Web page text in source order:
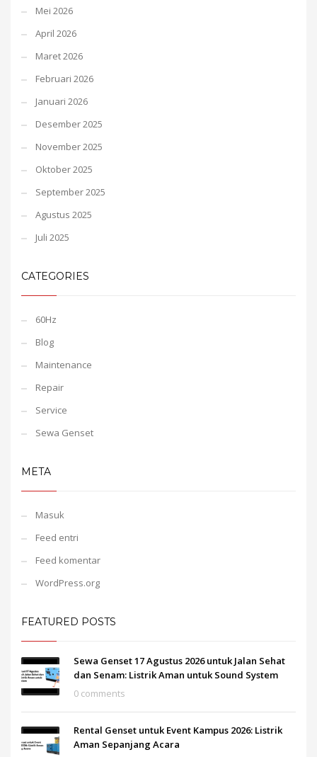
Mei 2026
April 2026
Maret 2026
Februari 2026
Januari 2026
Desember 2025
November 2025
Oktober 2025
September 2025
Agustus 2025
Juli 2025
CATEGORIES
60Hz
Blog
Maintenance
Repair
Service
Sewa Genset
META
Masuk
Feed entri
Feed komentar
WordPress.org
FEATURED POSTS
Sewa Genset 17 Agustus 2026 untuk Jalan Sehat
dan Senam: Listrik Aman untuk Sound System
0 comments
Rental Genset untuk Event Kampus 2026: Listrik
Aman Sepanjang Acara